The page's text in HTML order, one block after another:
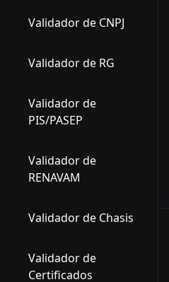
Validador de CNPJ
Validador de RG
Validador de
PIS/PASEP
Validador de
RENAVAM
Validador de Chasis
Validador de
Certificados